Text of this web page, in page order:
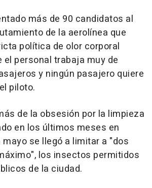
más de 90 candidatos al
de la aerolínea que
política de olor corporal
el personal trabaja muy de
y ningún pasajero quiere
piloto.
de la obsesión por la limpieza
en los últimos meses en
mayo se llegó a limitar a "dos
los insectos permitidos
de la ciudad.